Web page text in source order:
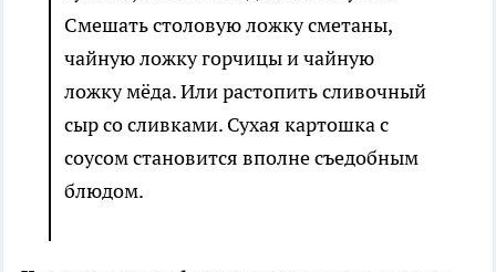
Смешать столовую ложку сметаны,
чайную ложку горчицы и чайную
ложку мёда. Или растопить сливочный
сыр со сливками. Сухая картошка с
соусом становится вполне съедобным
блюдом.